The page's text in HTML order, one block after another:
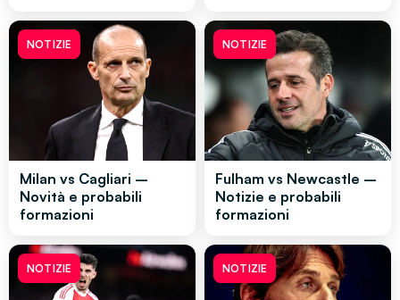
NOTIZIE
Milan vs Cagliari –
Novità e probabili
formazioni
NOTIZIE
Fulham vs Newcastle –
Notizie e probabili
formazioni
NOTIZIE NOTIZIE